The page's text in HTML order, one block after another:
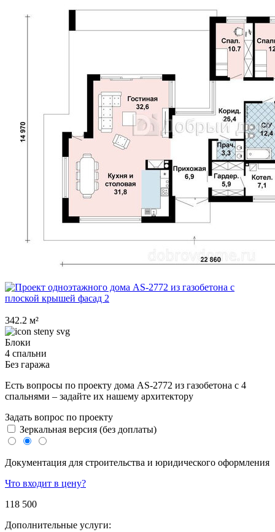
342.2 м²
Блоки
4 спальни
Без гаража
Есть вопросы по проекту дома AS-2772 из газобетона с 4
спальнями – задайте их нашему архитектору
Задать вопрос по проекту
Зеркальная версия (без доплаты)
Документация для строительства и юридического оформления
Что входит в цену?
118 500
Дополнительные услуги: